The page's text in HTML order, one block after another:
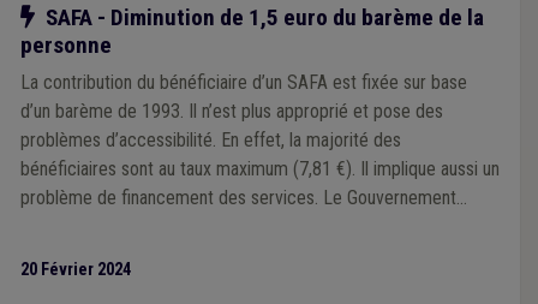
Notre action
SAFA - Diminution de 1,5 euro du barème de la
personne
La contribution du bénéficiaire d’un SAFA est fixée sur base
d’un barème de 1993. Il n’est plus approprié et pose des
problèmes d’accessibilité. En effet, la majorité des
bénéficiaires sont au taux maximum (7,81 €). Il implique aussi un
problème de financement des services. Le Gouvernement
20 Février 2024